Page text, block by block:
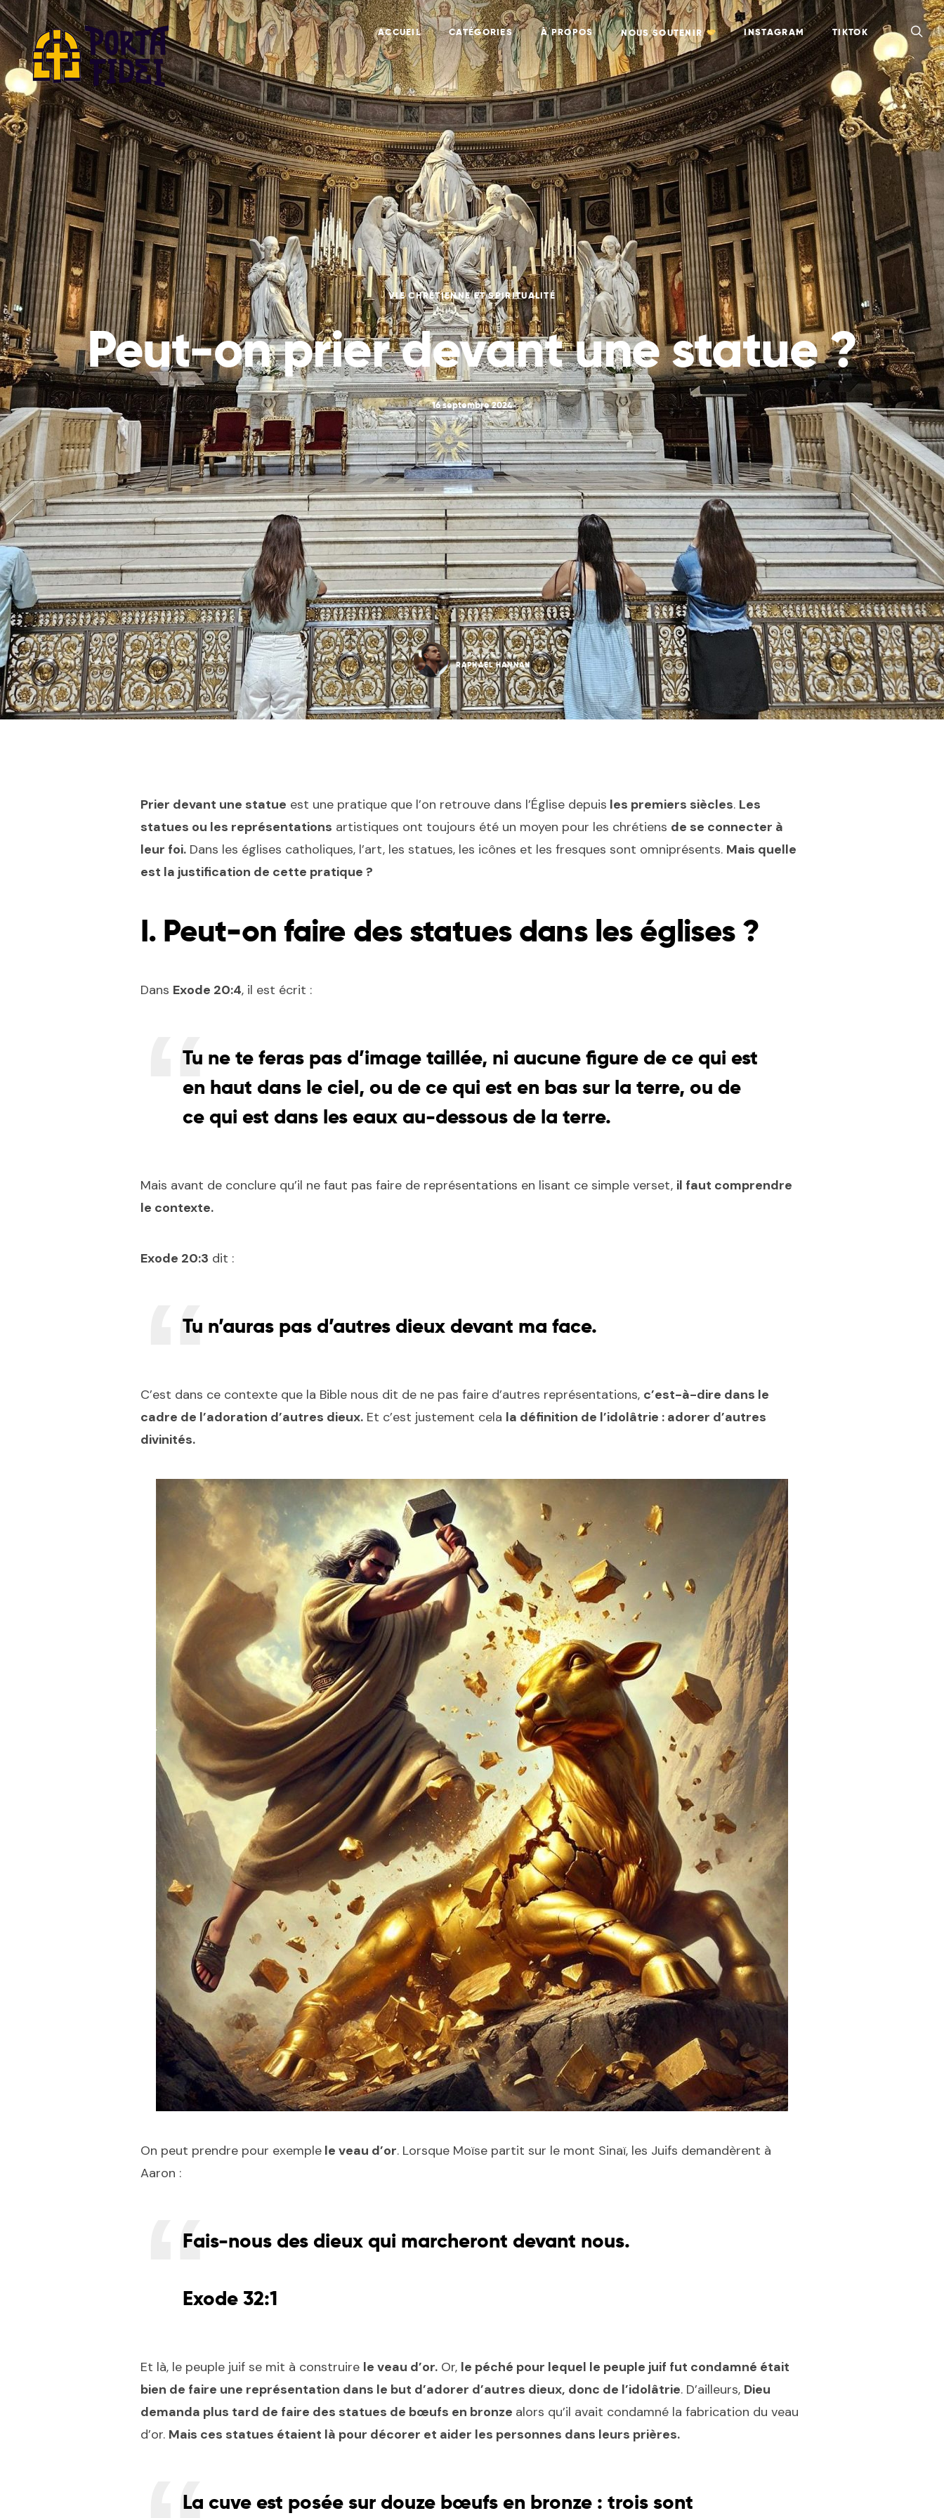
ACCUEIL CATÉGORIES À PROPOS NOUS SOUTENIR INSTAGRAM TIKTOK
VIE CHRÉTIENNE ET SPIRITUALITÉ
Peut-on prier devant une statue ?
16 septembre 2024
POSTED BY
RAPHAEL HANNAN
Prier devant une statue est une pratique que l’on retrouve dans l’Église depuis les premiers siècles. Les
statues ou les représentations artistiques ont toujours été un moyen pour les chrétiens de se connecter à
leur foi.Dans les églises catholiques, l’art, les statues, les icônes et les fresques sont omniprésents. Mais quelle
est la justification de cette pratique ?
I. Peut-on faire des statues dans les églises ?
Dans Exode 20:4, il est écrit :
Tu ne te feras pas d’image taillée, ni aucune figure de ce qui est
en haut dans le ciel, ou de ce qui est en bas sur la terre, ou de
ce qui est dans les eaux au-dessous de la terre.
Mais avant de conclure qu’il ne faut pas faire de représentations en lisant ce simple verset, il faut comprendre
le contexte.
Exode 20:3 dit :
Tu n’auras pas d’autres dieux devant ma face.
C’est dans ce contexte que la Bible nous dit de ne pas faire d’autres représentations, c’est-à-dire dans le
cadre de l’adoration d’autres dieux.Et c’est justement cela la définition de l’idolâtrie : adorer d’autres
divinités.
On peut prendre pour exemplele veau d’or. Lorsque Moïse partit sur le mont Sinaï, les Juifs demandèrent à
Aaron :
Fais-nous des dieux qui marcheront devant nous.
Exode 32:1
Et là, le peuple juif se mit à construire le veau d’or.Or, le péché pour lequel le peuple juif fut condamné était
bien de faire une représentation dans le but d’adorer d’autres dieux, donc de l’idolâtrie. D’ailleurs, Dieu
demanda plus tard de faire des statues de bœufs en bronze alors qu’il avait condamné la fabrication du veau
d’or. Mais ces statues étaient là pour décorer et aider les personnes dans leurs prières.
La cuve est posée sur douze bœufs en bronze : trois sont